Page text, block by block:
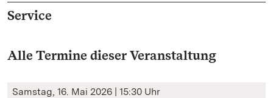
Service
Alle Termine dieser Veranstaltung
Samstag, 16. Mai 2026 | 15:30 Uhr